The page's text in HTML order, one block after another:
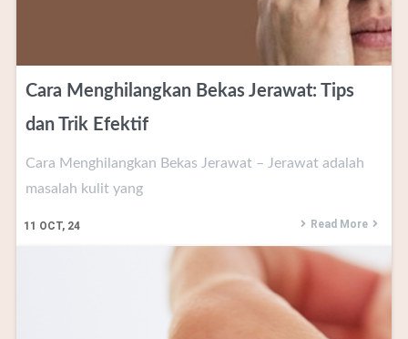
Cara Menghilangkan Bekas Jerawat: Tips
dan Trik Efektif
11 OCT, 24
Cara Menghilangkan Bekas Jerawat – Jerawat adalah
masalah kulit yang
Read More